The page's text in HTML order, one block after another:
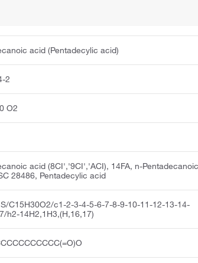
acid (Pentadecylic acid)
2
O2
acid (8CI','9CI','ACI), 14FA, n-
28486, Pentadecylic acid
C15H30O2/c1-2-3-4-5-6-7-8-9-10-11-12-13-14-
h2-14H2,1H3,(H,16,17)